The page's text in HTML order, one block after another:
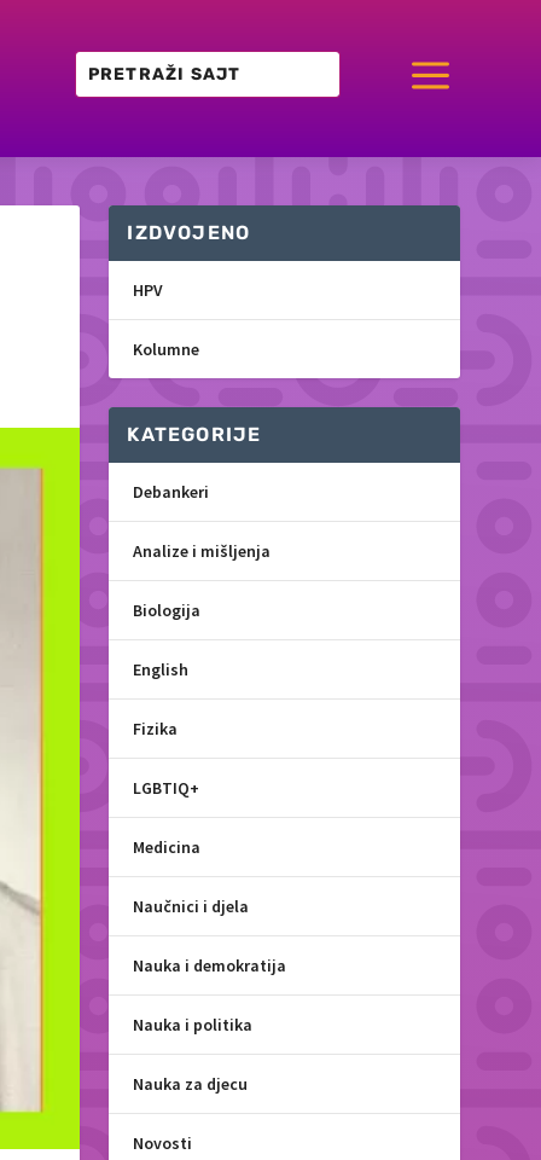
a
IZDVOJENO
HPV
Kolumne
KATEGORIJE
Debankeri
Analize i mišljenja
Biologija
English
Fizika
LGBTIQ+
Medicina
Naučnici i djela
Nauka i demokratija
Nauka i politika
Nauka za djecu
Novosti